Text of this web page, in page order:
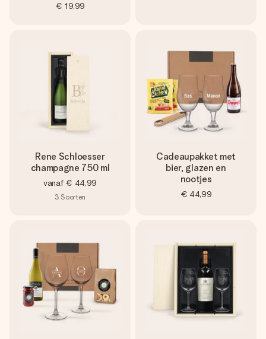
€ 19,99
Rene Schloesser
champagne 750 ml
vanaf € 44,99
3 Soorten
Cadeaupakket met
bier, glazen en
nootjes
€ 44,99